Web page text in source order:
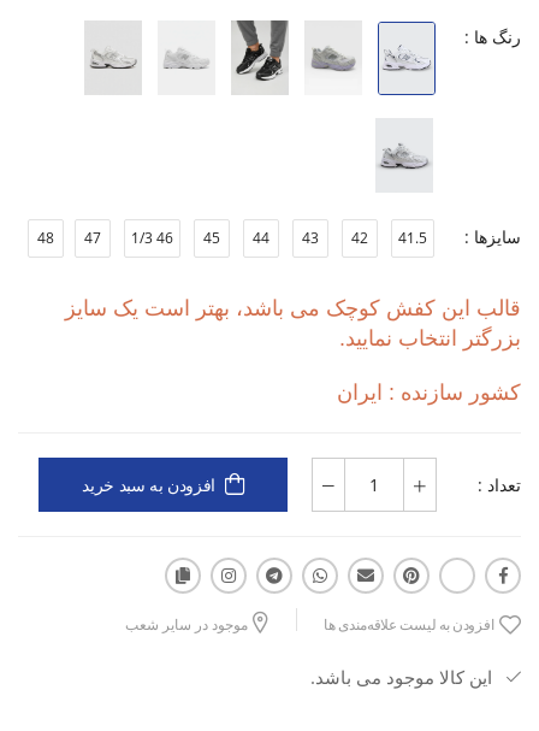
این مدل با قالب کوچک طراحی شده و فیت جمع‌وجورتری ارائه می‌دهد؛
بنابراین برای افرادی که احساس فیت دقیق‌تر و تنگ‌تر را می‌پسندند
عملکرد، برای استایل روزمره هم محبوب باشد.
زیره EVA + Rubber با جذب ضربه و چسبندگی بالا
مناسب دویدن، تمرینات روزانه و استفاده شهری
طراحی سبک با راحتی طولانی‌مدت
قالب کوچک برای فیت جمع‌وجورتر
رنگ ها :
سایزها : 41.5
42
43
44
45
46 1/3
47
48
قالب این کفش کوچک می باشد، بهتر است یک سایز
بزرگتر انتخاب نمایید.
کشور سازنده : ایران
تعداد : افزودن به سبد خرید
افزودن به لیست علاقه‌مندی ها موجود در سایر شعب
این کالا موجود می باشد.